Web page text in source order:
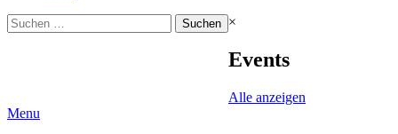
Suchen
nach:
×
Events
Alle anzeigen
Menu